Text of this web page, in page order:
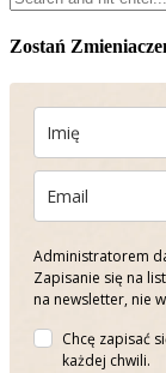
Zostań
Administratorem
Zapisanie się na
na newsletter, nie
Chcę zapisać
każdej chwili.